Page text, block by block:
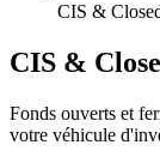
CIS &
CIS &
Fonds ouverts et
votre véhicule